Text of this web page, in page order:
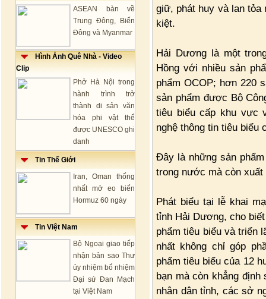
ASEAN bàn về
Trung Đông, Biển
Đông và Myanmar
Hình Ảnh Quê Nhà - Video
Clip
Phở Hà Nội trong
hành trình trở
thành di sản văn
hóa phi vật thể
được UNESCO ghi
danh
Tin Thế Giới
Iran, Oman thống
nhất mở eo biển
Hormuz 60 ngày
Tin Việt Nam
Bộ Ngoại giao tiếp
nhận bản sao Thư
ủy nhiệm bổ nhiệm
Đại sứ Đan Mạch
tại Việt Nam
giữ, phát huy và lan tỏa
kiệt.
Hải Dương là một
Hồng với nhiều sản
phẩm OCOP; hơn 220
sản phẩm được Bộ
tiêu biểu cấp khu vực
nghệ thông tin tiêu biểu
Đây là những sản
trong nước mà còn
Phát biểu tại lễ khai
tỉnh Hải Dương, cho
phẩm tiêu biểu và triển
nhất không chỉ góp
phẩm tiêu biểu của 12
bạn mà còn khẳng
nhân dân tỉnh, các sở